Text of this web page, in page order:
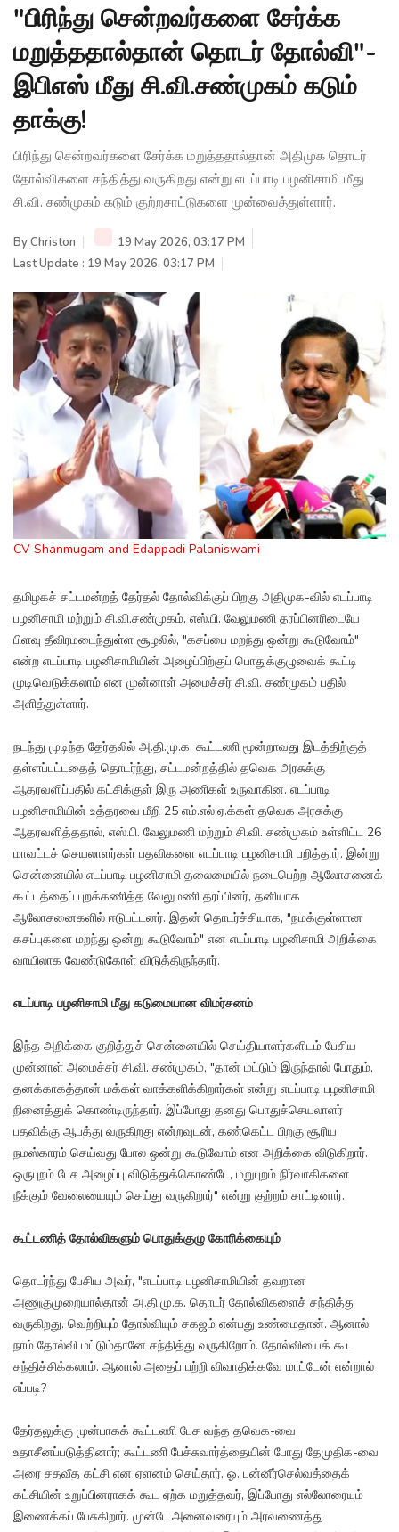
"பிரிந்து சென்றவர்களை சேர்க்க
மறுத்ததால்தான் தொடர் தோல்வி"-
இபிஎஸ் மீது சி.வி.சண்முகம் கடும்
தாக்கு!
பிரிந்து சென்றவர்களை சேர்க்க மறுத்ததால்தான் அதிமுக தொடர்
தோல்விகளை சந்தித்து வருகிறது என்று எடப்பாடி பழனிசாமி மீது
சி.வி. சண்முகம் கடும் குற்றசாட்டுகளை முன்வைத்துள்ளார்.
ByChriston
19 May 2026, 03:17 PM
Last Update : 19 May 2026, 03:17 PM
CV Shanmugam and Edappadi Palaniswami
தமிழகச் சட்டமன்றத் தேர்தல் தோல்விக்குப் பிறகு அதிமுக-வில் எடப்பாடி
பழனிசாமி மற்றும் சி.வி.சண்முகம், எஸ்.பி. வேலுமணி தரப்பினரிடையே
பிளவு தீவிரமடைந்துள்ள சூழலில், "கசப்பை மறந்து ஒன்று கூடுவோம்"
என்ற எடப்பாடி பழனிசாமியின் அழைப்பிற்குப் பொதுக்குழுவைக் கூட்டி
முடிவெடுக்கலாம் என முன்னாள் அமைச்சர் சி.வி. சண்முகம் பதில்
அளித்துள்ளார்.
நடந்து முடிந்த தேர்தலில் அ.தி.மு.க. கூட்டணி மூன்றாவது இடத்திற்குத்
தள்ளப்பட்டதைத் தொடர்ந்து, சட்டமன்றத்தில் தவெக அரசுக்கு
ஆதரவளிப்பதில் கட்சிக்குள் இரு அணிகள் உருவாகின. எடப்பாடி
பழனிசாமியின் உத்தரவை மீறி 25 எம்.எல்.ஏ.க்கள் தவெக அரசுக்கு
ஆதரவளித்ததால், எஸ்.பி. வேலுமணி மற்றும் சி.வி. சண்முகம் உள்ளிட்ட 26
மாவட்டச் செயலாளர்கள் பதவிகளை எடப்பாடி பழனிசாமி பறித்தார். இன்று
சென்னையில் எடப்பாடி பழனிசாமி தலைமையில் நடைபெற்ற ஆலோசனைக்
கூட்டத்தைப் புறக்கணித்த வேலுமணி தரப்பினர், தனியாக
ஆலோசனைகளில் ஈடுபட்டனர். இதன் தொடர்ச்சியாக, "நமக்குள்ளான
கசப்புகளை மறந்து ஒன்று கூடுவோம்" என எடப்பாடி பழனிசாமி அறிக்கை
வாயிலாக வேண்டுகோள் விடுத்திருந்தார்.
எடப்பாடி பழனிசாமி மீது கடுமையான விமர்சனம்
இந்த அறிக்கை குறித்துச் சென்னையில் செய்தியாளர்களிடம் பேசிய
முன்னாள் அமைச்சர் சி.வி. சண்முகம், "தான் மட்டும் இருந்தால் போதும்,
தனக்காகத்தான் மக்கள் வாக்களிக்கிறார்கள் என்று எடப்பாடி பழனிசாமி
நினைத்துக் கொண்டிருந்தார். இப்போது தனது பொதுச்செயலாளர்
பதவிக்கு ஆபத்து வருகிறது என்றவுடன், கண்கெட்ட பிறகு சூரிய
நமஸ்காரம் செய்வது போல ஒன்று கூடுவோம் என அறிக்கை விடுகிறார்.
ஒருபுறம் பேச அழைப்பு விடுத்துக்கொண்டே, மறுபுறம் நிர்வாகிகளை
நீக்கும் வேலையையும் செய்து வருகிறார்" என்று குற்றம் சாட்டினார்.
கூட்டணித் தோல்விகளும் பொதுக்குழு கோரிக்கையும்
தொடர்ந்து பேசிய அவர், "எடப்பாடி பழனிசாமியின் தவறான
அணுகுமுறையால்தான் அ.தி.மு.க. தொடர் தோல்விகளைச் சந்தித்து
வருகிறது. வெற்றியும் தோல்வியும் சகஜம் என்பது உண்மைதான். ஆனால்
நாம் தோல்வி மட்டும்தானே சந்தித்து வருகிறோம். தோல்வியைக் கூட
சந்திச்சிக்கலாம். ஆனால் அதைப் பற்றி விவாதிக்கவே மாட்டேன் என்றால்
எப்படி?
தேர்தலுக்கு முன்பாகக் கூட்டணி பேச வந்த தவெக-வை
உதாசீனப்படுத்தினார்; கூட்டணி பேச்சுவார்த்தையின் போது தேமுதிக-வை
அரை சதவீத கட்சி என ஏளனம் செய்தார். ஓ. பன்னீர்செல்வத்தைக்
கட்சியின் உறுப்பினராகக் கூட ஏற்க மறுத்தவர், இப்போது எல்லோரையும்
இணைக்கப் பேசுகிறார். முன்பே அனைவரையும் அரவணைத்து